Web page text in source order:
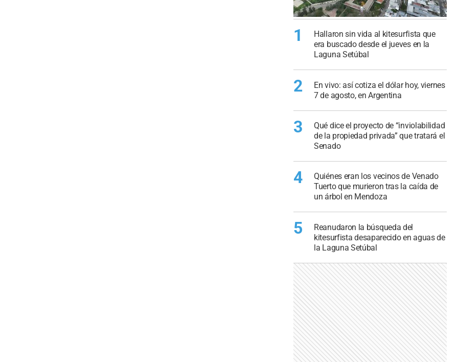
1
Hallaron sin vida al kitesurfista que
era buscado desde el jueves en la
Laguna Setúbal
2
En vivo: así cotiza el dólar hoy, viernes
7 de agosto, en Argentina
3
Qué dice el proyecto de “inviolabilidad
de la propiedad privada” que tratará el
Senado
4
Quiénes eran los vecinos de Venado
Tuerto que murieron tras la caída de
un árbol en Mendoza
5
Reanudaron la búsqueda del
kitesurfista desaparecido en aguas de
la Laguna Setúbal